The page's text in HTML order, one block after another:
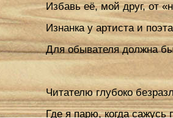
Избавь её, мой друг, от
Изнанка у артиста и поэта
Для обывателя должна
Читателю глубоко
Где я парю, когда сажусь